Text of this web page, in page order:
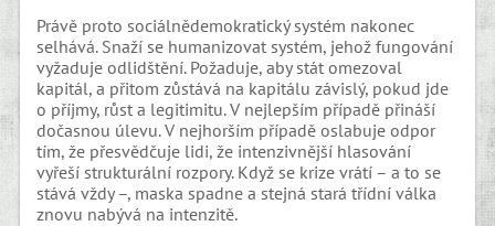
Právě proto sociálnědemokratický systém nakonec
selhává. Snaží se humanizovat systém, jehož fungování
vyžaduje odlidštění. Požaduje, aby stát omezoval
kapitál, a přitom zůstává na kapitálu závislý, pokud jde
o příjmy, růst a legitimitu. V nejlepším případě přináší
dočasnou úlevu. V nejhorším případě oslabuje odpor
tím, že přesvědčuje lidi, že intenzivnější hlasování
vyřeší strukturální rozpory. Když se krize vrátí – a to se
stává vždy –, maska spadne a stejná stará třídní válka
znovu nabývá na intenzitě.